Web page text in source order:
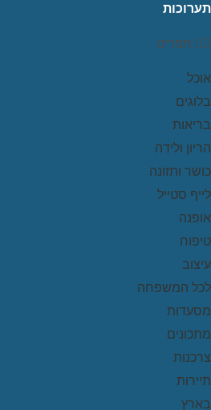
תערוכות
תפריט
אוכל
בלוגים
בריאות
הריון ולידה
כושר ותזונה
לייף סטייל
אופנה
טיפוח
עיצוב
לכל המשפחה
מסעדות
מתכונים
צרכנות
תיירות
בארץ